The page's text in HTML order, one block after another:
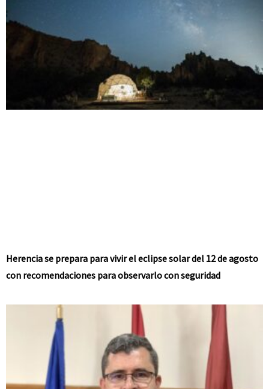
Herencia se prepara para vivir el eclipse solar del 12 de agosto
con recomendaciones para observarlo con seguridad